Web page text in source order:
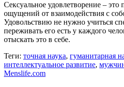
Сексуальное удовлетворение –
ощущений от взаимодействия с
Удовольствию не нужно учиться
переживать его есть у каждого
отыскать это в себе.
Теги: точная наука, гуманитарная
интеллектуальное развитие,
Menslife.com